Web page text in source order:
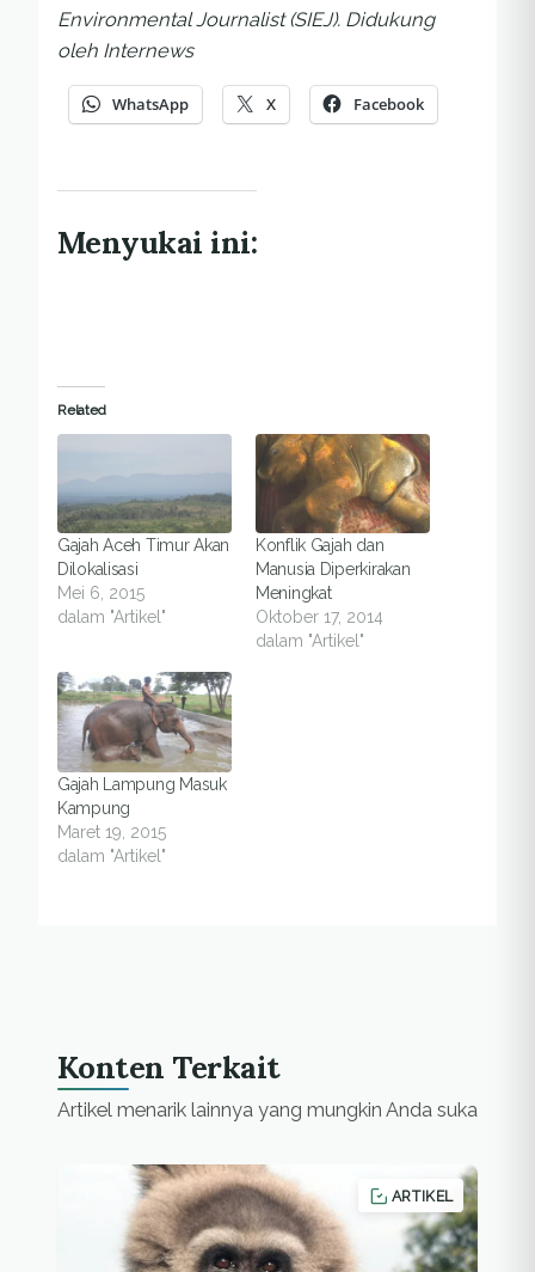
Environmental Journalist (SIEJ). Didukung
oleh Internews
WhatsApp X Facebook
Menyukai ini:
Related
Gajah Aceh Timur Akan
Dilokalisasi
Mei 6, 2015
dalam "Artikel"
Konflik Gajah dan
Manusia Diperkirakan
Meningkat
Oktober 17, 2014
dalam "Artikel"
Gajah Lampung Masuk
Kampung
Maret 19, 2015
dalam "Artikel"
Konten Terkait
Artikel menarik lainnya yang mungkin Anda suka
ARTIKEL